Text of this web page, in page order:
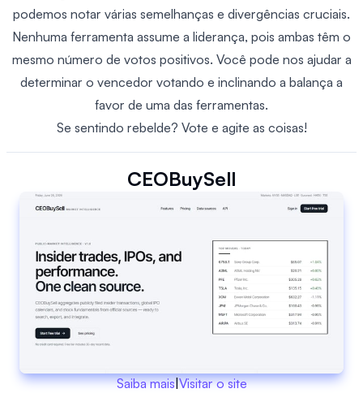
podemos notar várias semelhanças e divergências cruciais.
Nenhuma ferramenta assume a liderança, pois ambas têm o
mesmo número de votos positivos. Você pode nos ajudar a
determinar o vencedor votando e inclinando a balança a
favor de uma das ferramentas.
Se sentindo rebelde? Vote e agite as coisas!
CEOBuySell
Saiba mais|Visitar o site